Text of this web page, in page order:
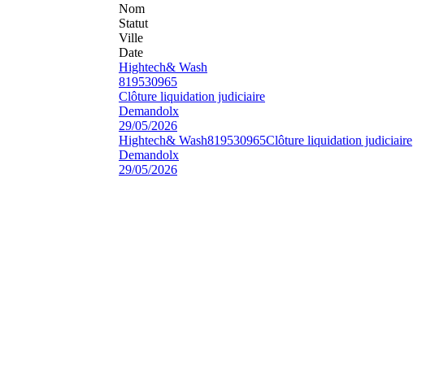
Nom
Statut
Ville
Date
Hightech& Wash
819530965
Clôture liquidation judiciaire
Demandolx
29/05/2026
Hightech& Wash819530965Clôture liquidation judiciaire
Demandolx
29/05/2026